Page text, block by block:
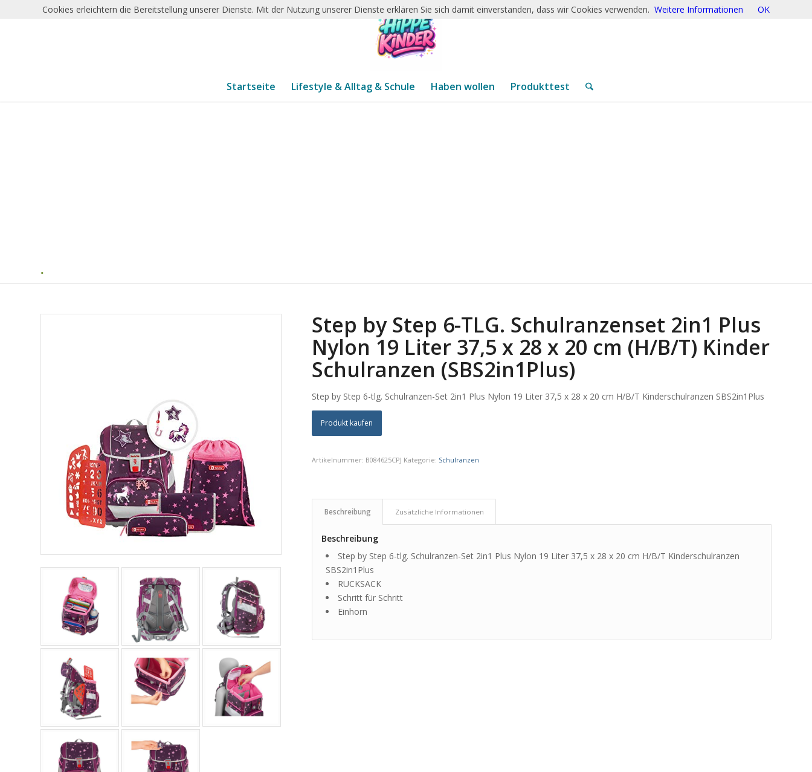
Startseite Lifestyle & Alltag & Schule Haben wollen Produkttest
Step by Step 6-TLG. Schulranzenset 2in1 Plus
Nylon 19 Liter 37,5 x 28 x 20 cm (H/B/T) Kinder
Schulranzen (SBS2in1Plus)
Step by Step 6-tlg. Schulranzen-Set 2in1 Plus Nylon 19 Liter 37,5 x 28 x 20 cm H/B/T Kinderschulranzen SBS2in1Plus
Produkt kaufen
Artikelnummer: B084625CPJ Kategorie: Schulranzen
Beschreibung Zusätzliche Informationen
Beschreibung
Step by Step 6-tlg. Schulranzen-Set 2in1 Plus Nylon 19 Liter 37,5 x 28 x 20 cm H/B/T Kinderschulranzen
SBS2in1Plus
RUCKSACK
Schritt für Schritt
Einhorn
Cookies erleichtern die Bereitstellung unserer Dienste. Mit der Nutzung unserer Dienste erklären Sie sich damit einverstanden, dass wir Cookies verwenden. Weitere Informationen OK